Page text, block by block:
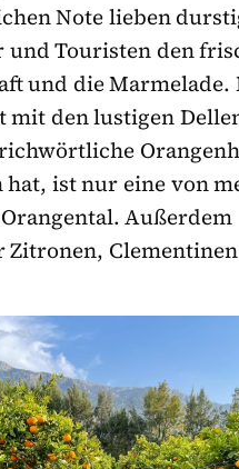
Note lieben
Touristen den
und die Marmelade.
mit den lustigen
ist nur eine von
Außerdem
Zitronen,